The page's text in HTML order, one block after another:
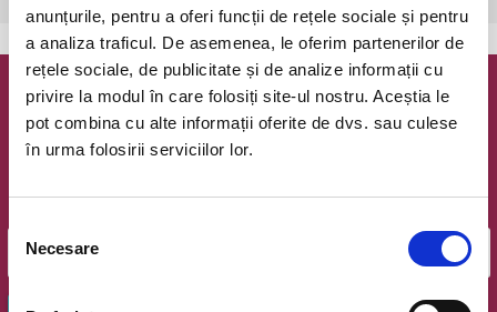
anunțurile, pentru a oferi funcții de rețele sociale și pentru
a analiza traficul. De asemenea, le oferim partenerilor de
rețele sociale, de publicitate și de analize informații cu
privire la modul în care folosiți site-ul nostru. Aceștia le
pot combina cu alte informații oferite de dvs. sau culese
în urma folosirii serviciilor lor.
Selecția
consimțământului
Necesare
Newsletter @ Bilete.ro
Oferte exclusive si o editie saptamanala cu cele mai noi